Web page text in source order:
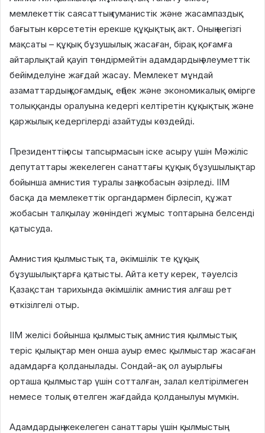
мемлекеттік саясаттың гуманистік және жасампаздық
бағытын көрсететін ерекше құқықтық акт. Оның негізгі
мақсаты – құқық бұзушылық жасаған, бірақ қоғамға
айтарлықтай қауіп төндірмейтін адамдардың әлеуметтік
бейімделуіне жағдай жасау. Мемлекет мұндай
азаматтардың қоғамдық, еңбек және экономикалық өмірге
толыққанды оралуына кедергі келтіретін құқықтық және
қаржылық кедергілерді азайтуды көздейді.
Президенттің осы тапсырмасын іске асыру үшін Мәжіліс
депутаттары жекелеген санаттағы құқық бұзушылықтар
бойынша амнистия туралы заң жобасын әзірледі. ІІМ
басқа да мемлекеттік органдармен бірлесіп, құжат
жобасын талқылау жөніндегі жұмыс топтарына белсенді
қатысуда.
Амнистия қылмыстық та, әкімшілік те құқық
бұзушылықтарға қатысты. Айта кету керек, тәуелсіз
Қазақстан тарихында әкімшілік амнистия алғаш рет
өткізілгелі отыр.
ІІМ желісі бойынша қылмыстық амнистия қылмыстық
теріс қылықтар мен онша ауыр емес қылмыстар жасаған
адамдарға қолданылады. Сондай-ақ ол ауырлығы
орташа қылмыстар үшін сотталған, залал келтірілмеген
немесе толық өтелген жағдайда қолданылуы мүмкін.
Адамдардың жекелеген санаттары үшін қылмыстың